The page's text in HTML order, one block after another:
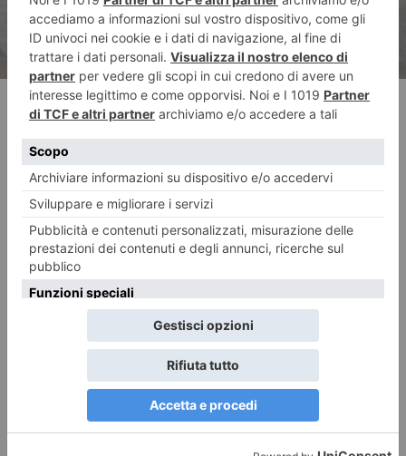
RECENTI: